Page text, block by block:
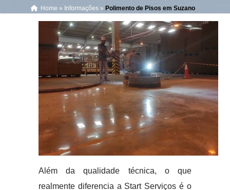
Home » Informações » Polimento de Pisos em Suzano
Além da qualidade técnica, o que
realmente diferencia a Start Serviços é o